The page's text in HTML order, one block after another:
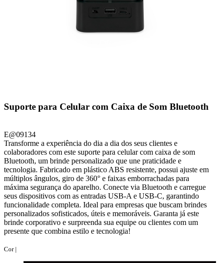
Suporte para Celular com Caixa de Som Bluetooth
E@09134
Transforme a experiência do dia a dia dos seus clientes e
colaboradores com este suporte para celular com caixa de som
Bluetooth, um brinde personalizado que une praticidade e
tecnologia. Fabricado em plástico ABS resistente, possui ajuste em
múltiplos ângulos, giro de 360° e faixas emborrachadas para
máxima segurança do aparelho. Conecte via Bluetooth e carregue
seus dispositivos com as entradas USB-A e USB-C, garantindo
funcionalidade completa. Ideal para empresas que buscam brindes
personalizados sofisticados, úteis e memoráveis. Garanta já este
brinde corporativo e surpreenda sua equipe ou clientes com um
presente que combina estilo e tecnologia!
Cor |